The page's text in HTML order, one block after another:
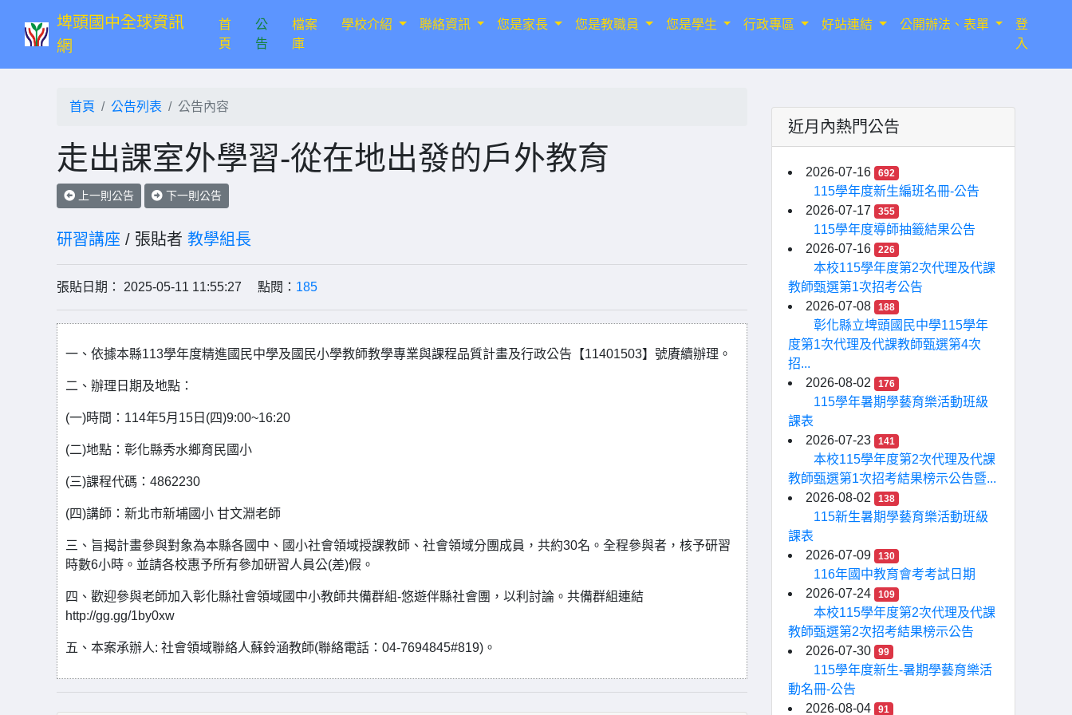
埤頭國中全球資訊
網
首
頁(current)
公
告
檔案
庫
學校介紹 聯絡資訊 您是家長 您是教職員 您是學生 行政專區 好站連結 公開辦法、表單
登
入
首頁 公告列表 公告內容
走出課室外學習-從在地出發的戶外教育
上一則公告 下一則公告
研習講座 / 張貼者 教學組長
張貼日期： 2025-05-11 11:55:27 點閱： 185
一、依據本縣113學年度精進國民中學及國民小學教師教學專業與課程品質計畫及行政公告【11401503】號賡續辦理。
二、辦理日期及地點：
(一)時間：114年5月15日(四)9:00~16:20
(二)地點：彰化縣秀水鄉育民國小
(三)課程代碼：4862230
(四)講師：新北市新埔國小 甘文淵老師
三、旨揭計畫參與對象為本縣各國中、國小社會領域授課教師、社會領域分團成員，共約30名。全程參與者，核予研習
時數6小時。並請各校惠予所有參加研習人員公(差)假。
四、歡迎參與老師加入彰化縣社會領域國中小教師共備群組-悠遊伴縣社會團，以利討論。共備群組連結
http://gg.gg/1by0xw
五、本案承辦人: 社會領域聯絡人蘇鈴涵教師(聯絡電話：04-7694845#819)。
近月內熱門公告
2026-07-16 692
115學年度新生編班名冊-公告
2026-07-17
355
115學年度導師抽籤結果公告
2026-07-16
226
本校115學年度第2次代理及代課
教師甄選第1次招考公告
2026-07-08
188
彰化縣立埤頭國民中學115學年
度第1次代理及代課教師甄選第4次
招...
2026-08-02
176
115學年暑期學藝育樂活動班級
課表
2026-07-23
141
本校115學年度第2次代理及代課
教師甄選第1次招考結果榜示公告暨...
2026-08-02
138
115新生暑期學藝育樂活動班級
課表
2026-07-09
130
116年國中教育會考考試日期
2026-07-24
109
本校115學年度第2次代理及代課
教師甄選第2次招考結果榜示公告
2026-07-30
99
115學年度新生-暑期學藝育樂活
動名冊-公告
2026-08-04
91